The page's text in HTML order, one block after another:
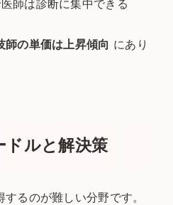
師は診断に集中できる
師の単価は上昇傾向 にあり
ドルと解決策
るのが難しい分野です。